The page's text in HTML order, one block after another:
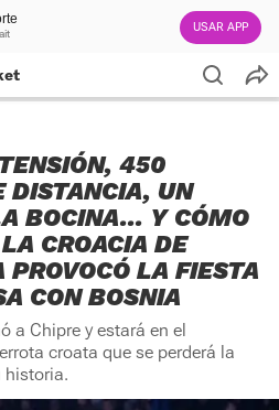
USAR APP
450
DISTANCIA, UN
BOCINA... Y CÓMO
CROACIA DE
LA FIESTA
CON BOSNIA
a Chipre y estará en el
croata que se perderá la
historia.